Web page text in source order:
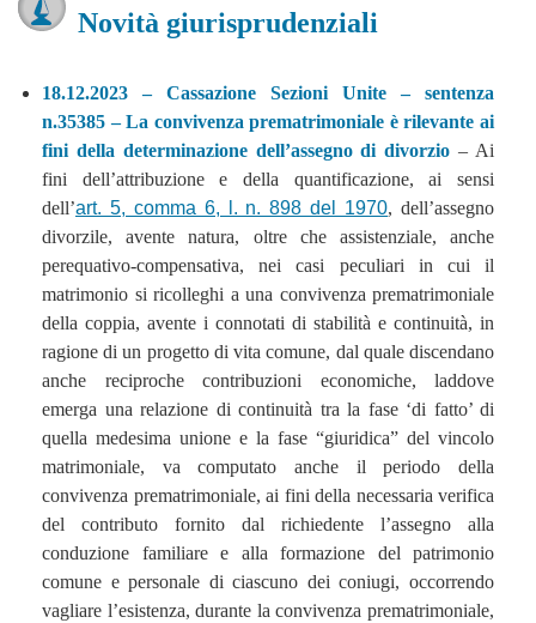
Novità giurisprudenziali
18.12.2023 – Cassazione Sezioni Unite – sentenza
n.35385 –La convivenza prematrimoniale è rilevante ai
fini della determinazione dell’assegno di divorzio – Ai
fini dell’attribuzione e della quantificazione, ai sensi
dell’art. 5, comma 6, l. n. 898 del 1970, dell’assegno
divorzile, avente natura, oltre che assistenziale, anche
perequativo-compensativa, nei casi peculiari in cui il
matrimonio si ricolleghi a una convivenza prematrimoniale
della coppia, avente i connotati di stabilità e continuità, in
ragione di un progetto di vita comune, dal quale discendano
anche reciproche contribuzioni economiche, laddove
emerga una relazione di continuità tra la fase ‘di fatto’ di
quella medesima unione e la fase “giuridica” del vincolo
matrimoniale, va computato anche il periodo della
convivenza prematrimoniale, ai fini della necessaria verifica
del contributo fornito dal richiedente l’assegno alla
conduzione familiare e alla formazione del patrimonio
comune e personale di ciascuno dei coniugi, occorrendo
vagliare l’esistenza, durante la convivenza prematrimoniale,